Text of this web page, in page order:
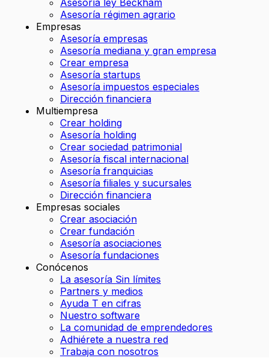
Asesoría ley Beckham
Asesoría régimen agrario
Empresas
Asesoría empresas
Asesoría mediana y gran empresa
Crear empresa
Asesoría startups
Asesoría impuestos especiales
Dirección financiera
Multiempresa
Crear holding
Asesoría holding
Crear sociedad patrimonial
Asesoría fiscal internacional
Asesoría franquicias
Asesoría filiales y sucursales
Dirección financiera
Empresas sociales
Crear asociación
Crear fundación
Asesoría asociaciones
Asesoría fundaciones
Conócenos
La asesoría Sin límites
Partners y medios
Ayuda T en cifras
Nuestro software
La comunidad de emprendedores
Adhiérete a nuestra red
Trabaja con nosotros